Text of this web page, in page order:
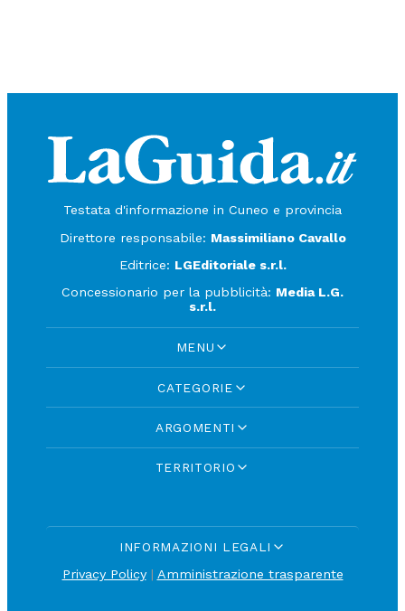
Testata d'informazione in Cuneo e provincia
Direttore responsabile: Massimiliano Cavallo
Editrice: LGEditoriale s.r.l.
Concessionario per la pubblicità: Media L.G.
s.r.l.
MENU
CATEGORIE
ARGOMENTI
TERRITORIO
INFORMAZIONI LEGALI
Privacy Policy| Amministrazione trasparente